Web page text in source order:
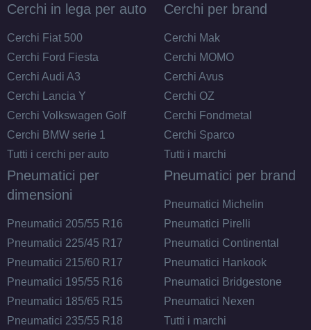
Cerchi in lega per auto
Cerchi Fiat 500
Cerchi Ford Fiesta
Cerchi Audi A3
Cerchi Lancia Y
Cerchi Volkswagen Golf
Cerchi BMW serie 1
Tutti i cerchi per auto
Cerchi per brand
Cerchi Mak
Cerchi MOMO
Cerchi Avus
Cerchi OZ
Cerchi Fondmetal
Cerchi Sparco
Tutti i marchi
Pneumatici per
dimensioni
Pneumatici 205/55 R16
Pneumatici 225/45 R17
Pneumatici 215/60 R17
Pneumatici 195/55 R16
Pneumatici 185/65 R15
Pneumatici 235/55 R18
Pneumatici per brand
Pneumatici Michelin
Pneumatici Pirelli
Pneumatici Continental
Pneumatici Hankook
Pneumatici Bridgestone
Pneumatici Nexen
Tutti i marchi